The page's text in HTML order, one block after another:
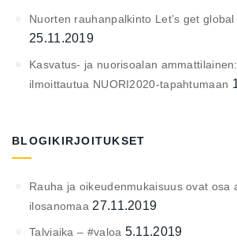
Nuorten rauhanpalkinto Let’s get
25.11.2019
Kasvatus- ja nuorisoalan
ilmoittautua NUORI2020-tapahtumaan
BLOGIKIRJOITUKSET
Rauha ja oikeudenmukaisuus ovat osa
ilosanomaa 27.11.2019
Talviaika – #valoa 5.11.2019